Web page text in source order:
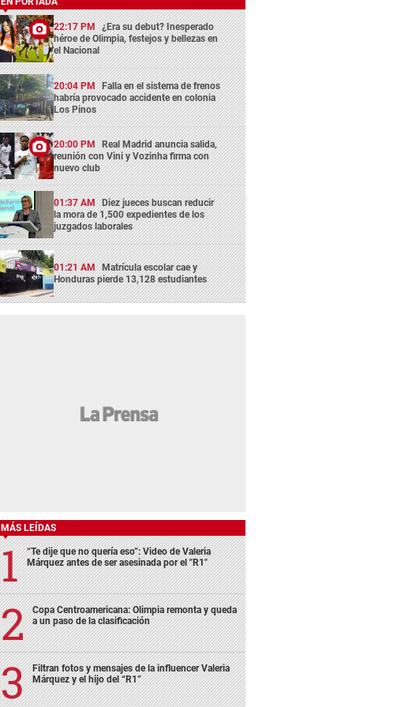
22:17 PM ¿Era su debut? Inesperado
héroe de Olimpia, festejos y bellezas en
el Nacional
20:04 PM Falla en el sistema de frenos
habría provocado accidente en colonia
Los Pinos
20:00 PM Real Madrid anuncia salida,
reunión con Vini y Vozinha firma con
nuevo club
01:37 AM Diez jueces buscan reducir
la mora de 1,500 expedientes de los
juzgados laborales
01:21 AM Matrícula escolar cae y
Honduras pierde 13,128 estudiantes
MÁS LEÍDAS
“Te dije que no quería eso”: Video de Valeria
Márquez antes de ser asesinada por el "R1"
Copa Centroamericana: Olimpia remonta y queda
a un paso de la clasificación
Filtran fotos y mensajes de la influencer Valeria
Márquez y el hijo del “R1”